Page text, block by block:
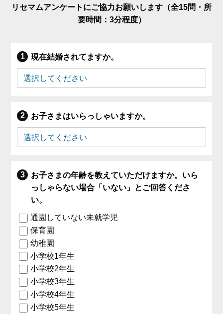
リセマムアンケートにご協力お願いします（全15問・所
要時間：3分程度）
現在結婚されてますか。
お子さまはいらっしゃいますか。
お子さまの年齢を教えていただけますか。いら
っしゃらない場合「いない」とご回答くださ
い。
通園していない未就学児
保育園
幼稚園
小学校1年生
小学校2年生
小学校3年生
小学校4年生
小学校5年生